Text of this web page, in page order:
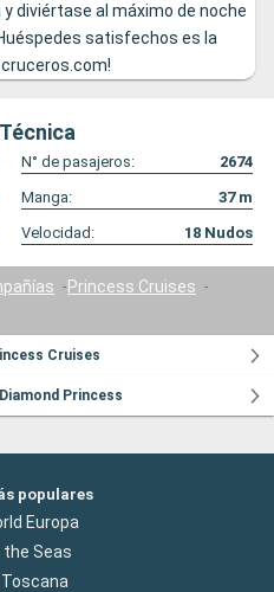
y diviértase al máximo de noche
satisfechos es la
N° de pasajeros:
2674
Manga: 37m
Velocidad: 18 Nudos
Princess Cruises
Cruises
Princess
populares
Europa
the Seas